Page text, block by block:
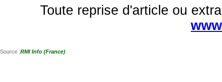
Toute reprise d'article ou
Source :RMI Info (France)